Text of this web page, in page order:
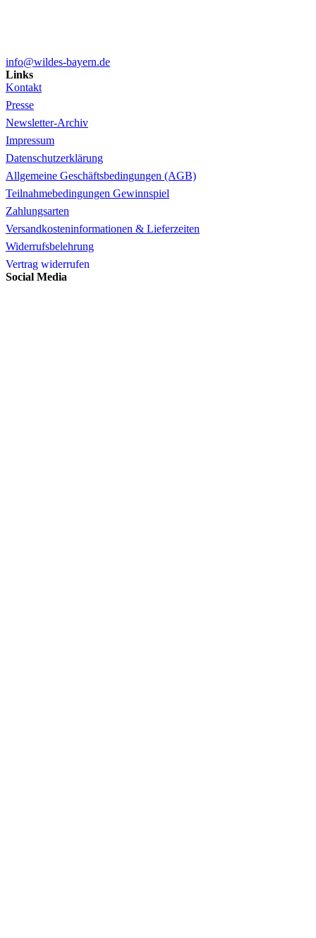
info@wildes-bayern.de
Links
Kontakt
Presse
Newsletter-Archiv
Impressum
Datenschutzerklärung
Allgemeine Geschäftsbedingungen (AGB)
Teilnahmebedingungen Gewinnspiel
Zahlungsarten
Versandkosteninformationen & Lieferzeiten
Widerrufsbelehrung
Vertrag widerrufen
Social Media